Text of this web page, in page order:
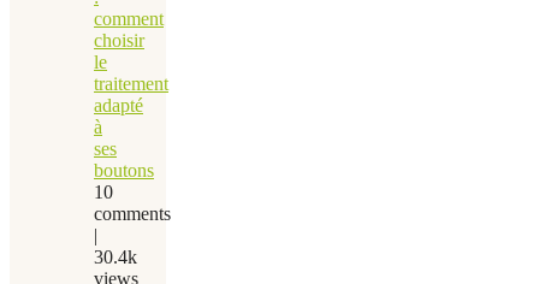
comment
choisir
le
traitement
adapté
à
ses
boutons
10
comments
|
30.4k
views